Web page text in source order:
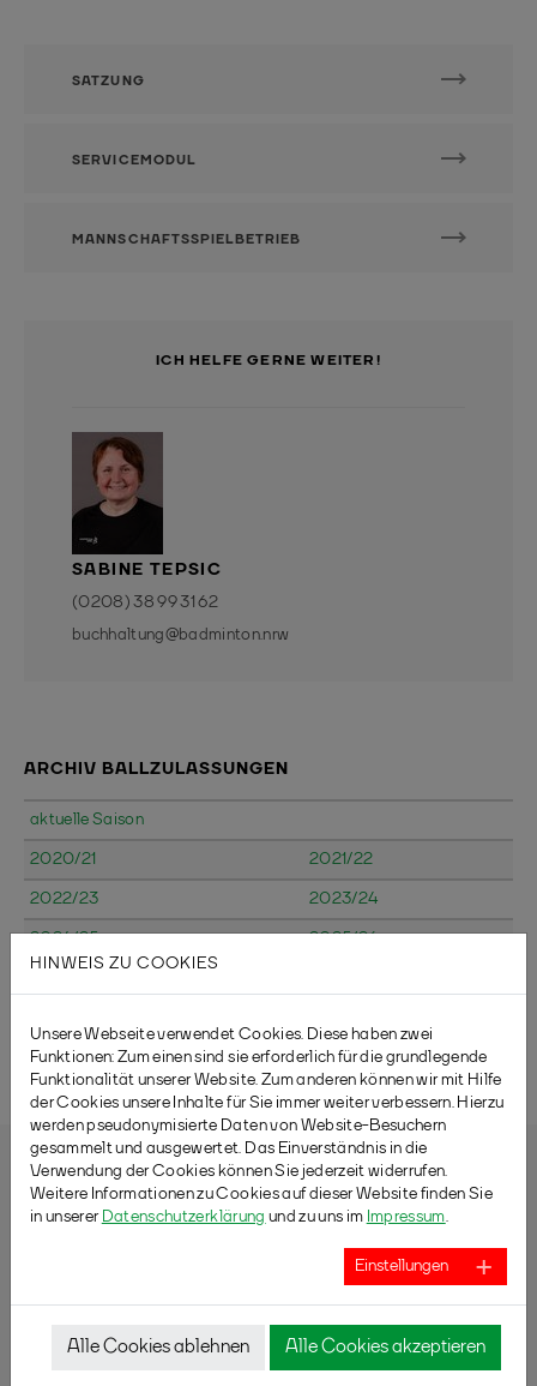
SATZUNG
SERVICEMODUL
MANNSCHAFTSSPIELBETRIEB
ICH HELFE GERNE WEITER!
SABINE TEPSIC
(0208) 38 99 31 62
buchhaltung@badminton.nrw
ARCHIV BALLZULASSUNGEN
aktuelle Saison
2020/21 2021/22
2022/23 2023/24
2024/25 2025/26
HINWEIS ZU COOKIES
Unsere Webseite verwendet Cookies. Diese haben zwei
Funktionen: Zum einen sind sie erforderlich für die grundlegende
Funktionalität unserer Website. Zum anderen können wir mit Hilfe
der Cookies unsere Inhalte für Sie immer weiter verbessern. Hierzu
werden pseudonymisierte Daten von Website-Besuchern
gesammelt und ausgewertet. Das Einverständnis in die
Verwendung der Cookies können Sie jederzeit widerrufen.
Weitere Informationen zu Cookies auf dieser Website finden Sie
in unserer Datenschutzerklärung und zu uns im Impressum.
Einstellungen
Alle Cookies ablehnen Alle Cookies akzeptieren